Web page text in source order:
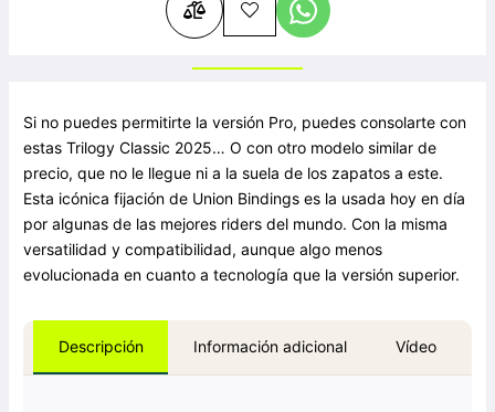
Si no puedes permitirte la versión Pro, puedes consolarte con
estas Trilogy Classic 2025… O con otro modelo similar de
precio, que no le llegue ni a la suela de los zapatos a este.
Esta icónica fijación de Union Bindings es la usada hoy en día
por algunas de las mejores riders del mundo. Con la misma
versatilidad y compatibilidad, aunque algo menos
evolucionada en cuanto a tecnología que la versión superior.
Descripción Información adicional Vídeo